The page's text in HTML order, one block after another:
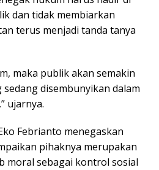
dan tidak membiarkan
terus menjadi tanda tanya
maka publik akan semakin
disembunyikan dalam
ujarnya.
Febrianto menegaskan
pihaknya merupakan
moral sebagai kontrol sosial